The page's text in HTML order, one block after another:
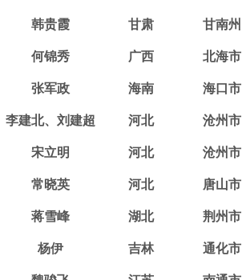
韩贵霞 甘肃 甘南州
何锦秀 广西 北海市
张军政 海南 海口市
李建北、刘建超 河北 沧州市
宋立明 河北 沧州市
常晓英 河北 唐山市
蒋雪峰 湖北 荆州市
杨伊 吉林 通化市